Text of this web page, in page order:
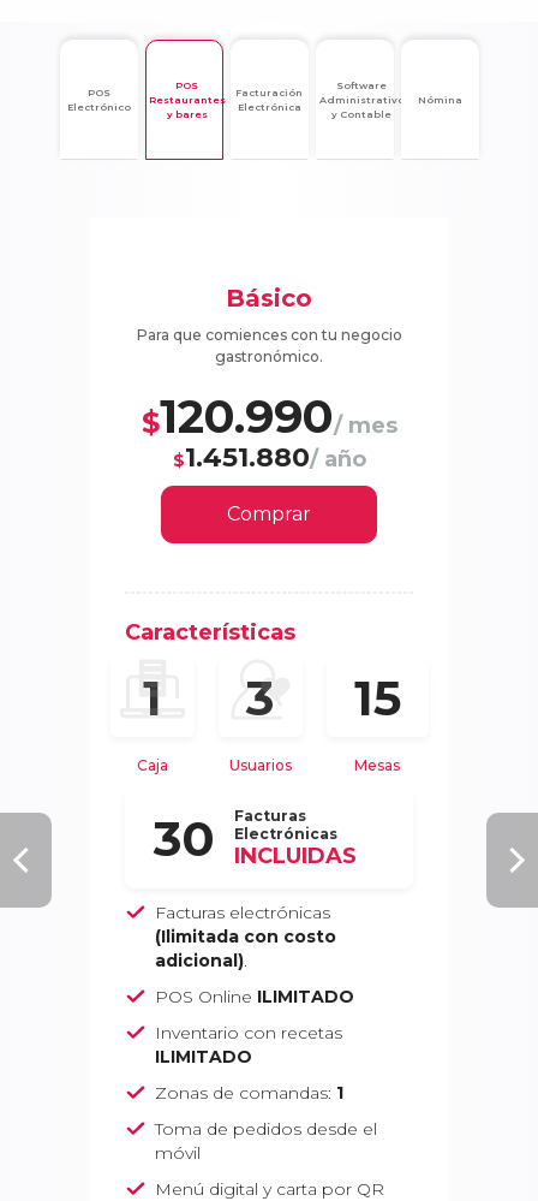
POS
Electrónico
POS
Restaurantes
y bares
Facturación
Electrónica
Software
Administrativo
y Contable
Nómina
Básico
Para que comiences con tu negocio
gastronómico.
$120.990/ mes
$1.451.880/ año
Comprar
Características
1
Caja
3
Usuarios
15
Mesas
30
Facturas
Electrónicas
INCLUIDAS
Facturas electrónicas
(Ilimitada con costo
adicional).
POS Online ILIMITADO
Inventario con recetas
ILIMITADO
Zonas de comandas: 1
Toma de pedidos desde el
móvil
Menú digital y carta por QR